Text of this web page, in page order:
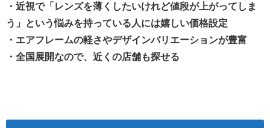
・近視で「レンズを薄くしたいけれど値段が上がってしま
う」という悩みを持っている人には嬉しい価格設定
・エアフレームの軽さやデザインバリエーションが豊富
・全国展開なので、近くの店舗も探せる